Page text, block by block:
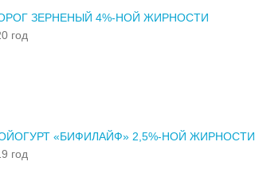
ЗЕРНЕНЫЙ 4%-НОЙ ЖИРНОСТИ
год
«БИФИЛАЙФ» 2,5%-НОЙ ЖИРНОСТИ
год